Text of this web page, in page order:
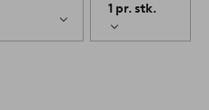
1 pr. stk.